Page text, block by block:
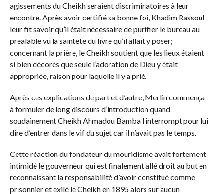
agissements du Cheikh seraient discriminatoires à leur
encontre. Après avoir certifié sa bonne foi, Khadim Rassoul
leur fit savoir qu’il était nécessaire de purifier le bureau au
préalable vu la sainteté du livre qu’il allait y poser;
concernant la prière, le Cheikh soutient que les lieux étaient
si bien décorés que seule l’adoration de Dieu y était
appropriée, raison pour laquelle il y a prié.
Après ces explications de part et d’autre, Merlin commença
à formuler de long discours d’introduction quand
soudainement Cheikh Ahmadou Bamba l’interrompt pour lui
dire d’entrer dans le vif du sujet car il n’avait pas le temps.
Cette réaction du fondateur du mouridisme avait fortement
intimidé le gouverneur qui est finalement allé droit au but en
reconnaissant la responsabilité d’avoir constitué comme
prisonnier et exilé le Cheikh en 1895 alors sur aucun